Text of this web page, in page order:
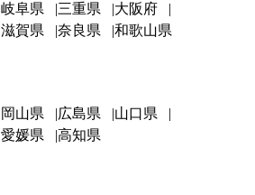
岐阜県 三重県
大阪府
滋賀県 奈良県 和歌山県
岡山県 広島県
山口県
愛媛県 高知県